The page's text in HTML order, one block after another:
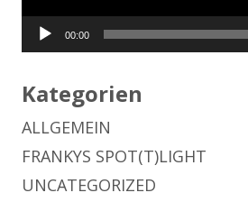
00:00
Kategorien
ALLGEMEIN
FRANKYS SPOT(T)LIGHT
UNCATEGORIZED